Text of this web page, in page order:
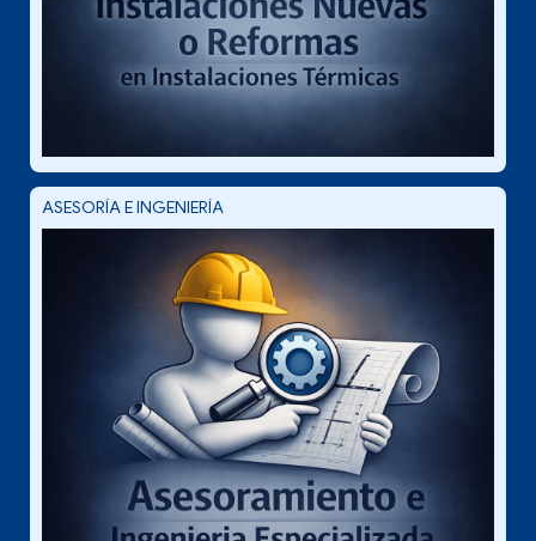
ASESORÍA E INGENIERÍA